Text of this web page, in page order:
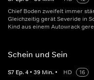
Chief Boden zweifelt immer
Gleichzeitig gerät Severide in
Kind aus einem Autowrack
Schein und Sein
S7 Ep.4 • 39 Min. • HD
16